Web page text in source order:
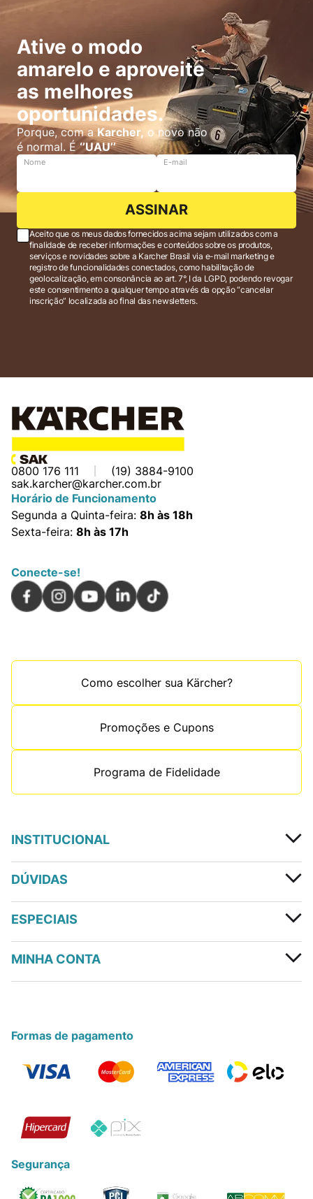
Ative o modo
amarelo e aproveite
as melhores
oportunidades.
Porque, com aKarcher, o novo não
é normal. É‘’UAU’’
Nome E-mail
ASSINAR
Aceito que os meus dados fornecidos acima sejam utilizados com a
finalidade de receber informações e conteúdos sobre os produtos,
serviços e novidades sobre a Karcher Brasil via e-mail marketing e
registro de funcionalidades conectados, como habilitação de
geolocalização, em consonância ao art. 7°, I da LGPD, podendo revogar
este consentimento a qualquer tempo através da opção “cancelar
inscrição” localizada ao final das newsletters.
0800 176 111
(19) 3884-9100
sak.karcher@karcher.com.br
Horário de Funcionamento
Segunda a Quinta-feira: 8h às 18h
Sexta-feira: 8h às 17h
Conecte-se!
Como escolher sua Kärcher?
Promoções e Cupons
Programa de Fidelidade
INSTITUCIONAL
DÚVIDAS
ESPECIAIS
MINHA CONTA
Formas de pagamento
Segurança